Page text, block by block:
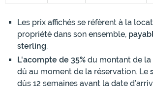
Les prix affichés se réfèrent à la
propriété dans son ensemble,
sterling.
L'acompte de 35% du montant de
dû au moment de la réservation. Le
dûs 12 semaines avant la date